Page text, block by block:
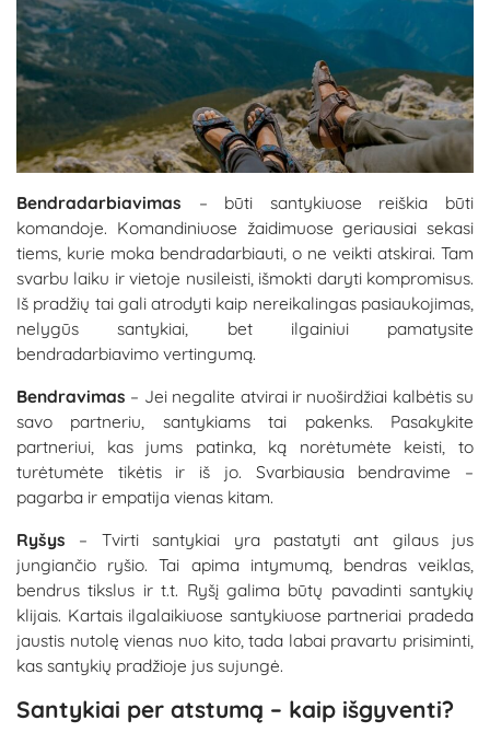
Bendradarbiavimas – būti santykiuose reiškia būti
komandoje. Komandiniuose žaidimuose geriausiai sekasi
tiems, kurie moka bendradarbiauti, o ne veikti atskirai. Tam
svarbu laiku ir vietoje nusileisti, išmokti daryti kompromisus.
Iš pradžių tai gali atrodyti kaip nereikalingas pasiaukojimas,
nelygūs santykiai, bet ilgainiui pamatysite
bendradarbiavimo vertingumą.
Bendravimas – Jei negalite atvirai ir nuoširdžiai kalbėtis su
savo partneriu, santykiams tai pakenks. Pasakykite
partneriui, kas jums patinka, ką norėtumėte keisti, to
turėtumėte tikėtis ir iš jo. Svarbiausia bendravime –
pagarba ir empatija vienas kitam.
Ryšys – Tvirti santykiai yra pastatyti ant gilaus jus
jungiančio ryšio. Tai apima intymumą, bendras veiklas,
bendrus tikslus ir t.t. Ryšį galima būtų pavadinti santykių
klijais. Kartais ilgalaikiuose santykiuose partneriai pradeda
jaustis nutolę vienas nuo kito, tada labai pravartu prisiminti,
kas santykių pradžioje jus sujungė.
Santykiai per atstumą – kaip išgyventi?